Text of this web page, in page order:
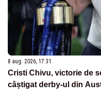
8 aug. 2026, 17:31
Cristi Chivu, victorie de
câștigat derby-ul din